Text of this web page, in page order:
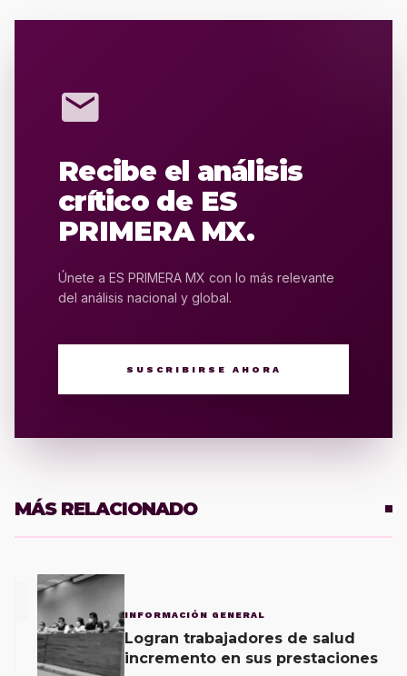
mail
Recibe el análisis
crítico de ES
PRIMERA MX.
Únete a ES PRIMERA MX con lo más relevante
del análisis nacional y global.
SUSCRIBIRSE AHORA
MÁS RELACIONADO
INFORMACIÓN GENERAL
Logran trabajadores de salud
incremento en sus prestaciones